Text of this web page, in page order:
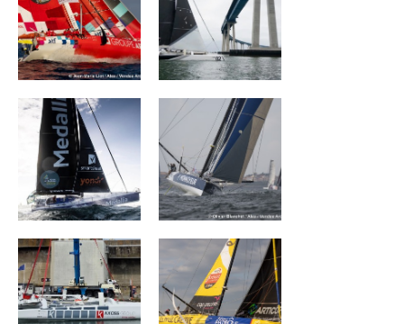
MEDALLIA
Monnoyeur - Duo
for a job
ACXISS Group La Mie Câline